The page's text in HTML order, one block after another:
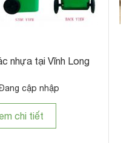
nhựa tại Vĩnh Long
cập nhập
chi tiết